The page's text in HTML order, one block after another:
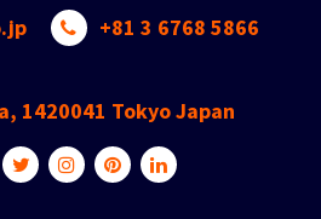
+81 3 6768 5866
1420041 Tokyo Japan